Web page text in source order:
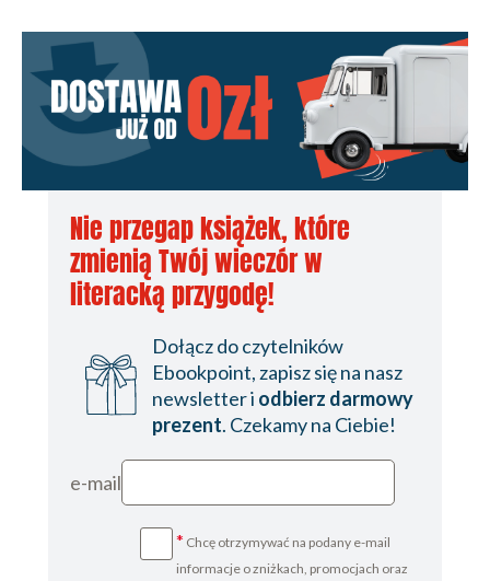
Nie przegap książek, które
zmienią Twój wieczór w
literacką przygodę!
Dołącz do czytelników
Ebookpoint, zapisz się na nasz
newsletter i odbierz darmowy
prezent. Czekamy na Ciebie!
e-mail
* Chcę otrzymywać na podany e-mail
informacje o zniżkach, promocjach oraz